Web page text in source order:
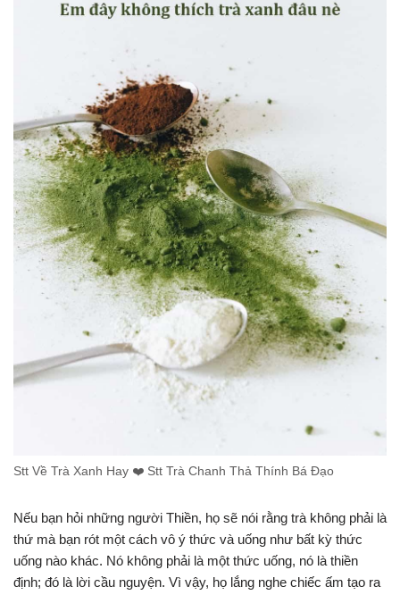
Stt Về Trà Xanh Hay ❤️️ Stt Trà Chanh Thả Thính Bá Đạo
Nếu bạn hỏi những người Thiền, họ sẽ nói rằng trà không phải là
thứ mà bạn rót một cách vô ý thức và uống như bất kỳ thức
uống nào khác. Nó không phải là một thức uống, nó là thiền
định; đó là lời cầu nguyện. Vì vậy, họ lắng nghe chiếc ấm tạo ra